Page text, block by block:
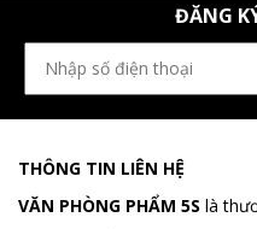
ĐĂNG
THÔNG TIN LIÊN HỆ
VĂN PHÒNG PHẨM 5S là